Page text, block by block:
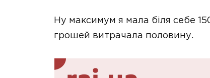
Ну максимум я мала біля себе
грошей витрачала половину.